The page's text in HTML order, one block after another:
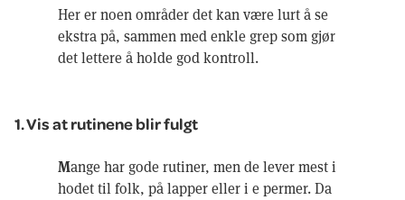
Her er noen områder det kan være lurt å se
ekstra på, sammen med enkle grep som gjør
det lettere å holde god kontroll.
1. Vis at rutinene blir fulgt
Mange har gode rutiner, men de lever mest i
hodet til folk, på lapper eller i e permer. Da